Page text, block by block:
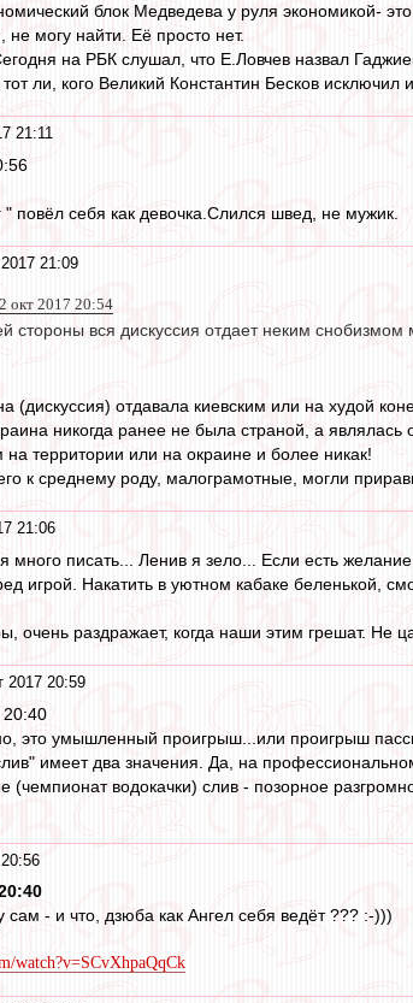
блок Медведева у руля экономикой-
могу найти. Её просто нет.
на РБК слушал, что Е.Ловчев назвал
ли, кого Великий Константин Бесков
21:11
" повёл себя как девочка.Слился швед, не мужик.
21:09
окт 2017 20:54
стороны вся дискуссия отдает неким снобизмом
отдавала киевским или на худой
никогда ранее не была страной, а
территории или на окраине и более никак!
к среднему роду, малограмотные, могли
21:06
много писать... Ленив я зело... Если есть
игрой. Накатить в уютном кабаке беленькой,
очень раздражает, когда наши этим грешат. Не
2017 20:59
20:40
это умышленный проигрыш...или проигрыш
имеет два значения. Да, на
(чемпионат водокачки) слив - позорное
сам - и что, дзюба как Ангел себя ведёт ??? :-)))
watch?v=SCvXhpaQqCk